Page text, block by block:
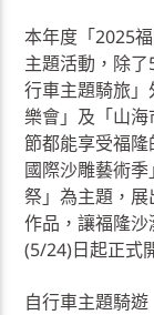
本年度「2025
主題活動，除
行車主題騎旅
樂會」及「山
節都能享受福
國際沙雕藝術
祭」為主題，
作品，讓福隆
(5/24)日起正式
自行車主題騎